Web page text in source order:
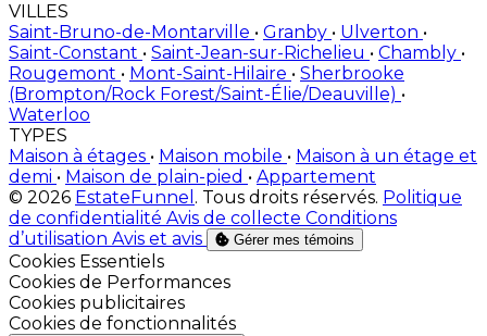
VILLES
Saint-Bruno-de-Montarville • Granby • Ulverton •
Saint-Constant • Saint-Jean-sur-Richelieu • Chambly •
Rougemont • Mont-Saint-Hilaire • Sherbrooke
(Brompton/Rock Forest/Saint-Élie/Deauville) •
Waterloo
TYPES
Maison à étages • Maison mobile • Maison à un étage et
demi • Maison de plain-pied • Appartement
© 2026 EstateFunnel . Tous droits réservés. Politique
de confidentialité Avis de collecte Conditions
d’utilisation Avis et avis Gérer mes témoins
Activer
Cookies Essentiels
Activer
Cookies de Performances
Activer
Cookies publicitaires
Activer
Cookies de fonctionnalités